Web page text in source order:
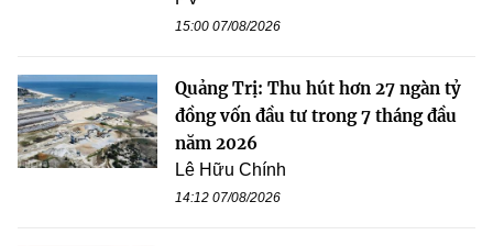
15:00 07/08/2026
Quảng Trị: Thu hút hơn 27 ngàn tỷ
đồng vốn đầu tư trong 7 tháng đầu
năm 2026
Lê Hữu Chính
14:12 07/08/2026